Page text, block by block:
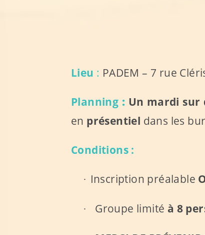
Lieu : PADEM – 7 rue
Planning : Un mardi sur
en présentiel dans les
Conditions :
· Inscription préalable
· Groupe limité à 8